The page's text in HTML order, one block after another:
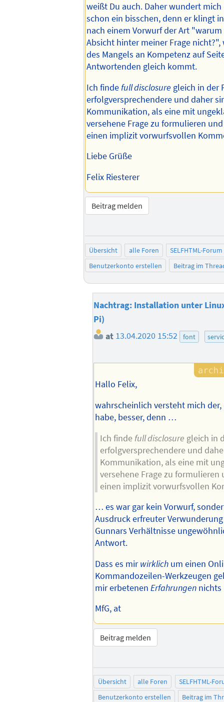
weißt Du auch. Daher wundert
schon ein bisschen, denn er klingt
nach einem Vorwurf der Art
Absicht hinter meiner Frage nicht?",
des Mangels an Kompetenz auf
Antwortenden gleich kommt.
Ich findefull disclosure gleich in der
erfolgversprechendere und daher
Kommunikation, als eine mit
versehene Frage zu formulieren
einen implizit vorwurfsvollen
Liebe Grüße
Felix Riesterer
Beitrag melden
Übersicht alle Foren
SELFHTML-Forum
Benutzerkonto erstellen
Beitrag im
Nachtrag: Installation unter
Pi)
at 13.04.2020 15:52 font
Hallo Felix,
wahrscheinlich versteht mich
habe, besser, denn …
Ich finde full disclosure gleich in
erfolgversprechendere und
Kommunikation, als eine mit
versehene Frage zu formulieren
einen implizit vorwurfsvollen
… es war gar kein Vorwurf,
Ausdruck erfreuter
Gunnars Verhältnisse
Antwort.
Dass es mirwirklich um einen
Kommandozeilen-Werkzeugen
mir erbetenenErfahrungen nichts
MfG, at
Beitrag melden
Übersicht alle Foren
SELFHTML-
Benutzerkonto erstellen
Beitrag im